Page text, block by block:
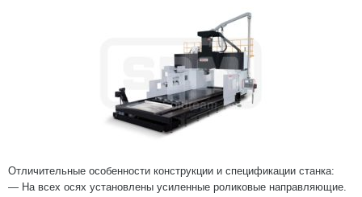
Отличительные особенности конструкции и спецификации станка:
— На всех осях установлены усиленные роликовые направляющие.